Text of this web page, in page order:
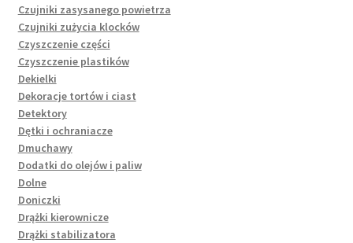
Czujniki zasysanego powietrza
Czujniki zużycia klocków
Czyszczenie części
Czyszczenie plastików
Dekielki
Dekoracje tortów i ciast
Detektory
Dętki i ochraniacze
Dmuchawy
Dodatki do olejów i paliw
Dolne
Doniczki
Drążki kierownicze
Drążki stabilizatora